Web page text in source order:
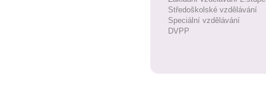
Středoškolské vzdělávání
Speciální vzdělávání
DVPP